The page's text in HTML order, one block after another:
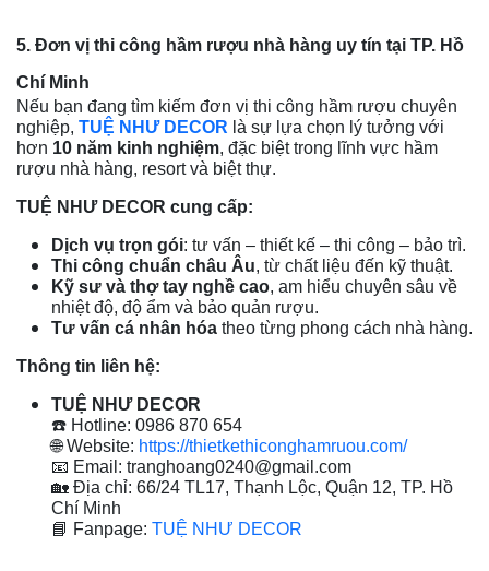
5. Đơn vị thi công hầm rượu nhà hàng uy tín tại TP. Hồ
Chí Minh
Nếu bạn đang tìm kiếm đơn vị thi công hầm rượu chuyên
nghiệp, TUỆ NHƯ DECOR là sự lựa chọn lý tưởng với
hơn 10 năm kinh nghiệm, đặc biệt trong lĩnh vực hầm
rượu nhà hàng, resort và biệt thự.
TUỆ NHƯ DECOR cung cấp:
Dịch vụ trọn gói: tư vấn – thiết kế – thi công – bảo trì.
Thi công chuẩn châu Âu, từ chất liệu đến kỹ thuật.
Kỹ sư và thợ tay nghề cao, am hiểu chuyên sâu về
nhiệt độ, độ ẩm và bảo quản rượu.
Tư vấn cá nhân hóa theo từng phong cách nhà hàng.
Thông tin liên hệ:
TUỆ NHƯ DECOR
☎️ Hotline: 0986 870 654
🌐 Website: https://thietkethiconghamruou.com/
📧 Email: tranghoang0240@gmail.com
🏡 Địa chỉ: 66/24 TL17, Thạnh Lộc, Quận 12, TP. Hồ
Chí Minh
📘 Fanpage: TUỆ NHƯ DECOR